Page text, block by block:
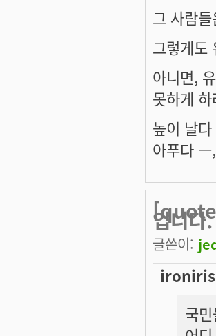
그 사람
그렇게도
아니면,
못하게
높이 날
아푸다
입니다.
글쓴이:
국